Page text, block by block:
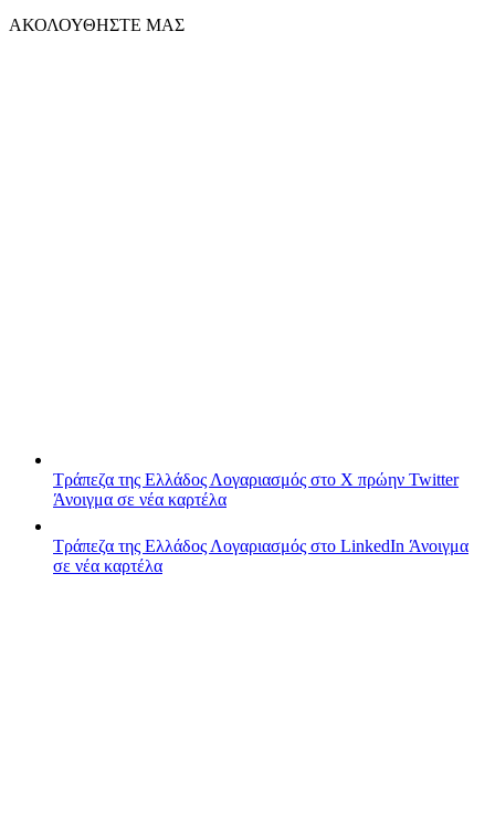
ΑΚΟΛΟΥΘΗΣΤΕ ΜΑΣ
Τράπεζα της Ελλάδος Λογαριασμός στο X πρώην Twitter
Άνοιγμα σε νέα καρτέλα
Τράπεζα της Ελλάδος Λογαριασμός στο LinkedIn Άνοιγμα
σε νέα καρτέλα